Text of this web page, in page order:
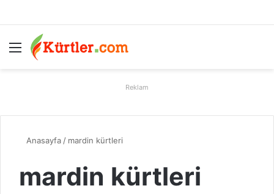
Menü
Reklam
Anasayfa / mardin kürtleri
mardin kürtleri